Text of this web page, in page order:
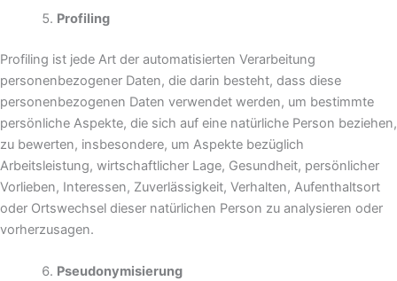
Profiling
Profiling ist jede Art der automatisierten Verarbeitung
personenbezogener Daten, die darin besteht, dass diese
personenbezogenen Daten verwendet werden, um bestimmte
persönliche Aspekte, die sich auf eine natürliche Person beziehen,
zu bewerten, insbesondere, um Aspekte bezüglich
Arbeitsleistung, wirtschaftlicher Lage, Gesundheit, persönlicher
Vorlieben, Interessen, Zuverlässigkeit, Verhalten, Aufenthaltsort
oder Ortswechsel dieser natürlichen Person zu analysieren oder
vorherzusagen.
Pseudonymisierung